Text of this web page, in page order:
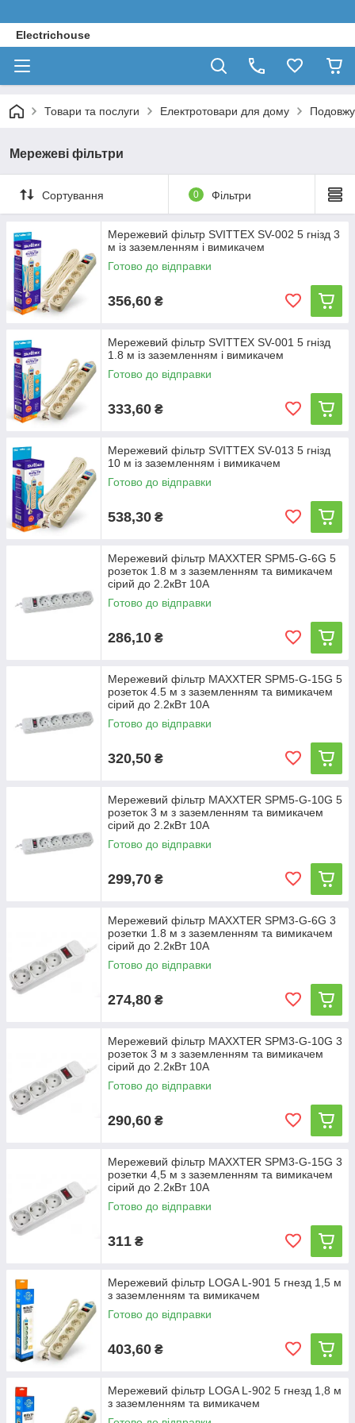
Electrichouse
Товари та послуги Електротовари для дому
Мережеві фільтри
Сортування 0 Фільтри
Мережевий фільтр SVITTEX SV-002 5 гнізд 3
м із заземленням і вимикачем
Готово до відправки
356,60 ₴
Мережевий фільтр SVITTEX SV-001 5 гнізд
1.8 м із заземленням і вимикачем
Готово до відправки
333,60 ₴
Мережевий фільтр SVITTEX SV-013 5 гнізд
10 м із заземленням і вимикачем
Готово до відправки
538,30 ₴
Мережевий фільтр MAXXTER SPM5-G-6G 5
розеток 1.8 м з заземленням та вимикачем
сірий до 2.2кВт 10А
Готово до відправки
286,10 ₴
Мережевий фільтр MAXXTER SPM5-G-15G 5
розеток 4.5 м з заземленням та вимикачем
сірий до 2.2кВт 10А
Готово до відправки
320,50 ₴
Мережевий фільтр MAXXTER SPM5-G-10G 5
розеток 3 м з заземленням та вимикачем
сірий до 2.2кВт 10А
Готово до відправки
299,70 ₴
Мережевий фільтр MAXXTER SPM3-G-6G 3
розетки 1.8 м з заземленням та вимикачем
сірий до 2.2кВт 10А
Готово до відправки
274,80 ₴
Мережевий фільтр MAXXTER SPM3-G-10G 3
розеток 3 м з заземленням та вимикачем
сірий до 2.2кВт 10А
Готово до відправки
290,60 ₴
Мережевий фільтр MAXXTER SPM3-G-15G 3
розетки 4,5 м з заземленням та вимикачем
сірий до 2.2кВт 10А
Готово до відправки
311 ₴
Мережевий фільтр LOGA L-901 5 гнезд 1,5 м
з заземленням та вимикачем
Готово до відправки
403,60 ₴
Мережевий фільтр LOGA L-902 5 гнезд 1,8 м
з заземленням та вимикачем